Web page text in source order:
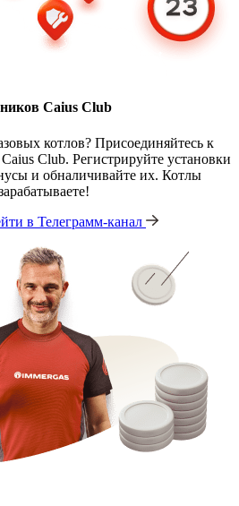
Caius Club
котлов? Присоединяйтесь к
Club. Регистрируйте установки
и обналичивайте их. Котлы
в Телеграмм-канал